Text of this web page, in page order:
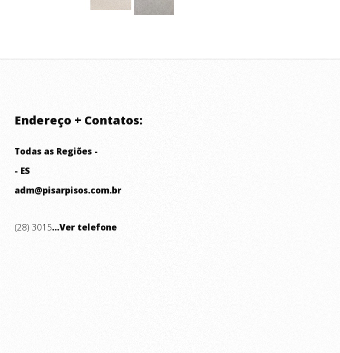
Endereço + Contatos:
Todas as Regiões -
- ES
adm@pisarpisos.com.br
(28) 3015...Ver telefone